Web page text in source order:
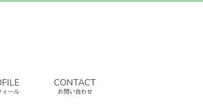
ィール
CONTACT
お問い合わせ